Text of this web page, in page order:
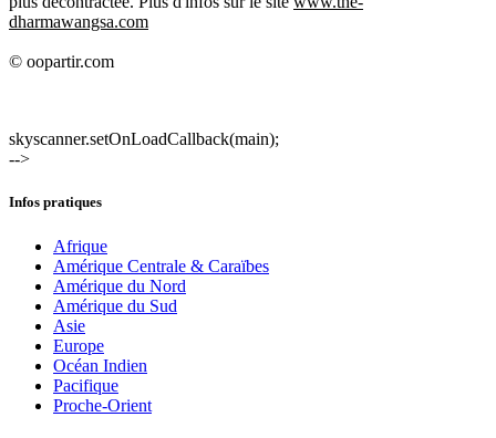
dharmawangsa.com
© oopartir.com
skyscanner.setOnLoadCallback(main);
-->
Infos pratiques
Afrique
Amérique Centrale & Caraïbes
Amérique du Nord
Amérique du Sud
Asie
Europe
Océan Indien
Pacifique
Proche-Orient